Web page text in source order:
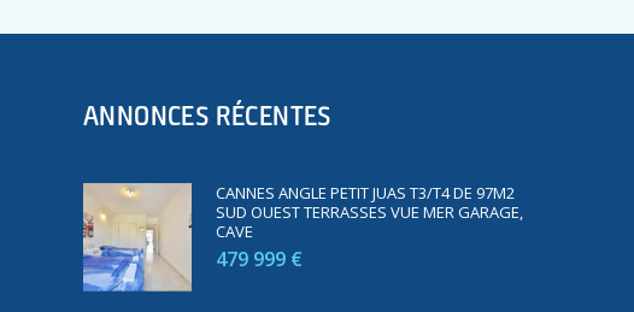
ANNONCES RÉCENTES
CANNES ANGLE PETIT JUAS T3/T4 DE 97M2
SUD OUEST TERRASSES VUE MER GARAGE,
CAVE
479 999 €